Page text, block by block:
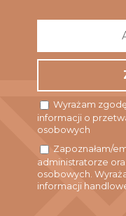
Wyrażam
informacji o
osobowych
Zapoznałam/
administratorze
osobowych.
informacji